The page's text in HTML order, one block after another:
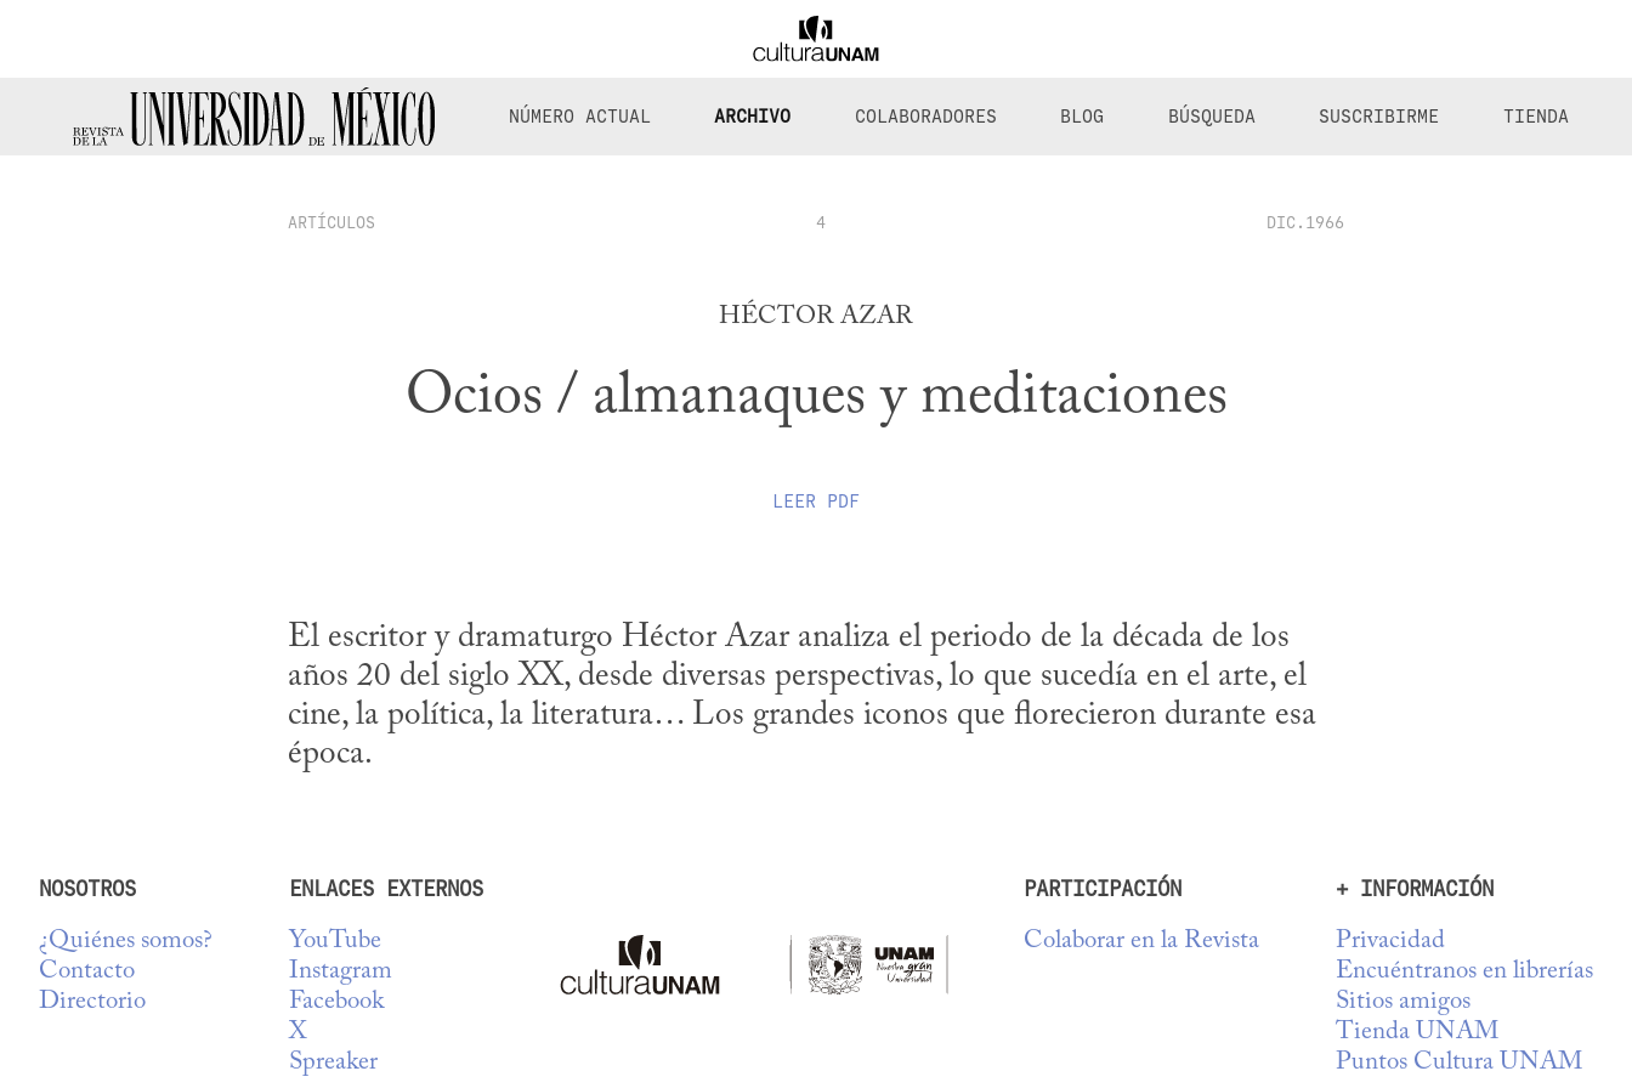
NÚMERO ACTUAL ARCHIVO COLABORADORES BLOG BÚSQUEDA SUSCRIBIRME TIENDA
ARTÍCULOS 4 DIC.1966
HÉCTOR AZAR
Ocios / almanaques y meditaciones
LEER PDF
El escritor y dramaturgo Héctor Azar analiza el periodo de la década de los
años 20 del siglo XX, desde diversas perspectivas, lo que sucedía en el arte, el
cine, la política, la literatura… Los grandes iconos que florecieron durante esa
época.
NOSOTROS
¿Quiénes somos?
Contacto
Directorio
ENLACES EXTERNOS
YouTube
Instagram
Facebook
X
Spreaker
PARTICIPACIÓN
Colaborar en la Revista
+ INFORMACIÓN
Privacidad
Encuéntranos en librerías
Sitios amigos
Tienda UNAM
Puntos Cultura UNAM